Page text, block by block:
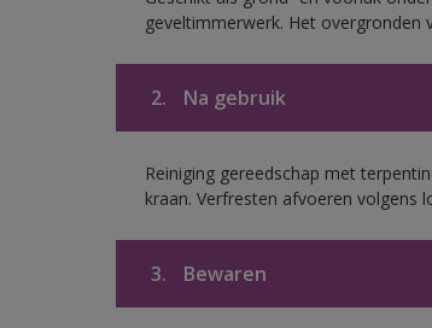
geveltimmerwerk. Het overgronden
2. Na gebruik
Reiniging gereedschap met
kraan. Verfresten afvoeren volgens
3. Bewaren